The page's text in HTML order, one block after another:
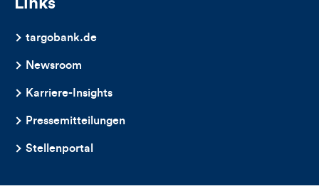
targobank.de
Newsroom
Karriere-Insights
Pressemitteilungen
Stellenportal